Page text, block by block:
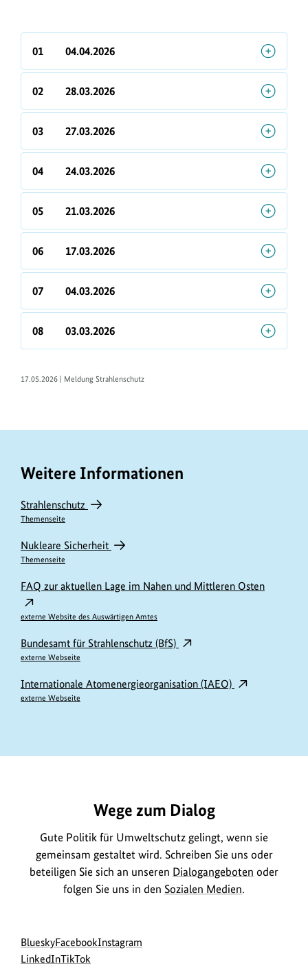
01 04.04.2026
02 28.03.2026
03 27.03.2026
04 24.03.2026
05 21.03.2026
06 17.03.2026
07 04.03.2026
08 03.03.2026
17.05.2026 | Meldung Strahlenschutz
Weitere Informationen
Strahlenschutz
Themenseite
Nukleare Sicherheit
Themenseite
FAQ zur aktuellen Lage im Nahen und Mittleren Osten
externe Website des Auswärtigen Amtes
Bundesamt für Strahlenschutz (BfS)
externe Webseite
Internationale Atomenergieorganisation (IAEO)
externe Webseite
Wege zum Dialog
Gute Politik für Umweltschutz gelingt, wenn sie
gemeinsam gestaltet wird. Schreiben Sie uns oder
beteiligen Sie sich an unseren Dialogangeboten oder
folgen Sie uns in den Sozialen Medien.
Social
Media
Blueskyzur
Bluesky-
Facebookzur
Instagram
LinkedInzur
zur
TikTok